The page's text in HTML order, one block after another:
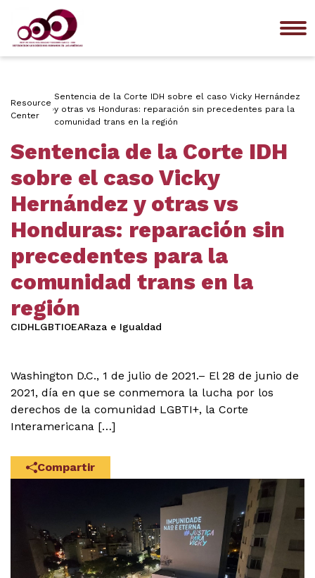
Resource
Center
Sentencia de la Corte IDH sobre el caso Vicky Hernández
y otras vs Honduras: reparación sin precedentes para la
comunidad trans en la región
Sentencia de la Corte IDH
sobre el caso Vicky
Hernández y otras vs
Honduras: reparación sin
precedentes para la
comunidad trans en la
región
CIDHLGBTIOEARaza e Igualdad
Washington D.C., 1 de julio de 2021.– El 28 de junio de
2021, día en que se conmemora la lucha por los
derechos de la comunidad LGBTI+, la Corte
Interamericana […]
Compartir